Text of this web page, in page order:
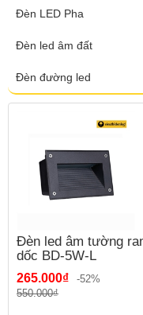
Đèn LED Pha
Đèn led âm đất
Đèn đường led
Đèn led âm tường
dốc BD-5W-L
265.000₫
-52%
550.000₫